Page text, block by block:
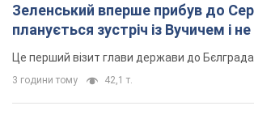
Сенат США схвалив
санкції проти Росії: що далі
Документ передбачає нові економічні